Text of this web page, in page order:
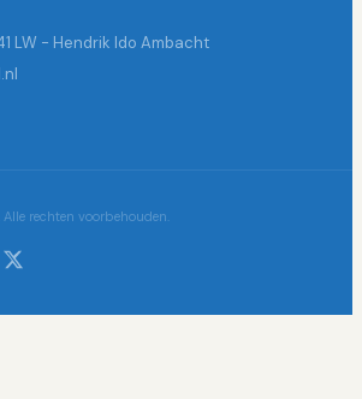
LW - Hendrik Ido Ambacht
rechten voorbehouden.